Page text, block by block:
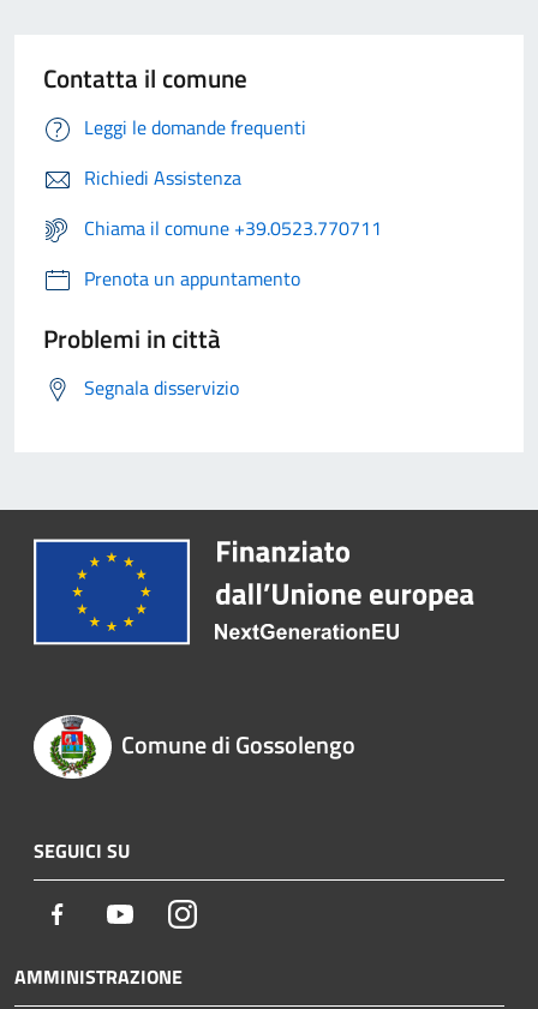
Contatta il comune
Leggi le domande frequenti
Richiedi Assistenza
Chiama il comune +39.0523.770711
Prenota un appuntamento
Problemi in città
Segnala disservizio
Comune di Gossolengo
SEGUICI SU
Facebook YoutubeInstagram
AMMINISTRAZIONE